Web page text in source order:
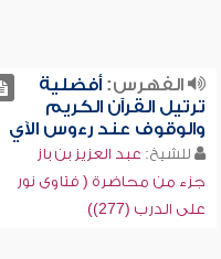
الفهرس:أفضلية
ترتيل القرآن الكريم
والوقوف عند رءوس الآي
للشيخ: عبد العزيز بن باز
جزء من محاضرة ( فتاوى نور
على الدرب (277))